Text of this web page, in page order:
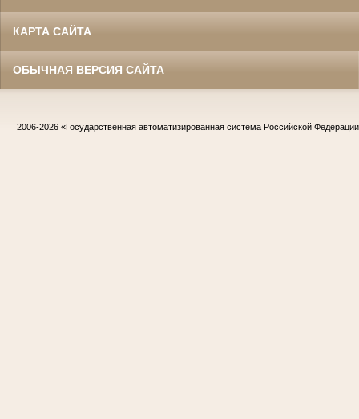
КАРТА САЙТА
ОБЫЧНАЯ ВЕРСИЯ САЙТА
2006-2026 «Государственная автоматизированная система Российской